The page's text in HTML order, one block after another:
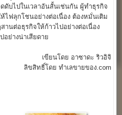
ดับไปในเวลาอันสั้นเช่นกัน ผู้ทำธุรกิจ
ไฟลุกโชนอย่างต่อเนื่อง ต้องหมั่นเติม
านต่อธุรกิจให้ก้าวไปอย่างต่อเนื่อง
อย่างน่าเสียดาย
เขียนโดย อาซาดะ ริวอิจิ
ลิขสิทธิ์โดย ทำเลขายของ.com